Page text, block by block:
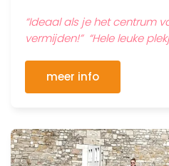
“Ideaal als je het centrum
vermijden!” “Hele leuke
meer info